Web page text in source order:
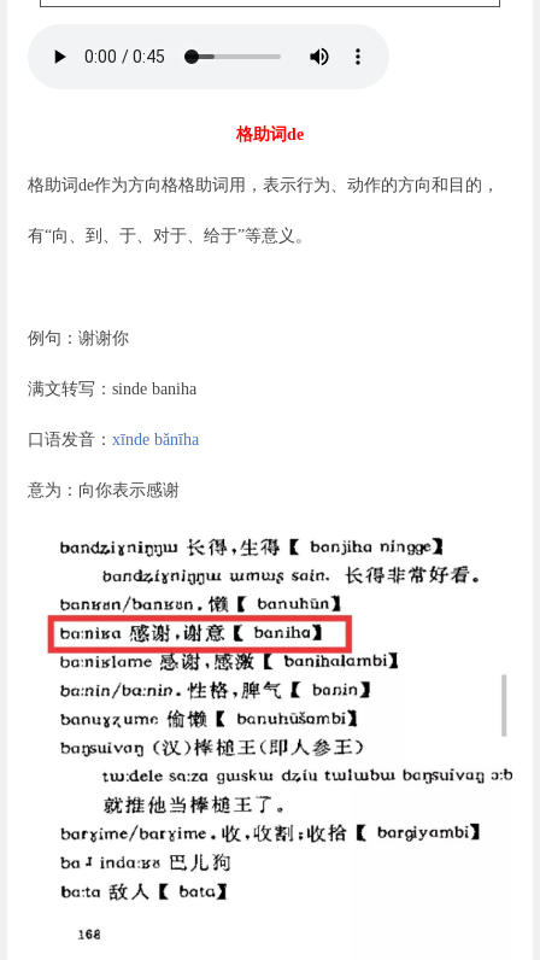
格助词de
格助词de作为方向格格助词用，表示行为、动作的方向和目的，
有“向、到、于、对于、给于”等意义。
例句：谢谢你
满文转写：sinde baniha
口语发音： xīnde bǎnīha
意为：向你表示感谢